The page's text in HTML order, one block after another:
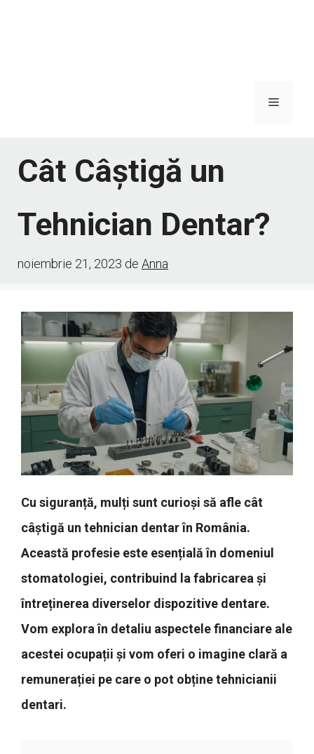
Meniu
Cât Câștigă un
Tehnician Dentar?
noiembrie 21, 2023 de Anna
Cu siguranță, mulți sunt curioși să afle cât
câștigă un tehnician dentar în România.
Această profesie este esențială în domeniul
stomatologiei, contribuind la fabricarea și
întreținerea diverselor dispozitive dentare.
Vom explora în detaliu aspectele financiare ale
acestei ocupații și vom oferi o imagine clară a
remunerației pe care o pot obține tehnicianii
dentari.